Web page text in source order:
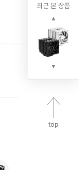
최근 본 상품
▲
▼